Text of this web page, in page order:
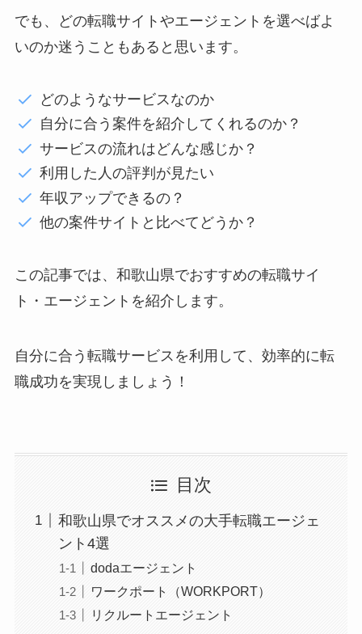
でも、どの転職サイトやエージェントを選べばよ
いのか迷うこともあると思います。
どのようなサービスなのか
自分に合う案件を紹介してくれるのか？
サービスの流れはどんな感じか？
利用した人の評判が見たい
年収アップできるの？
他の案件サイトと比べてどうか？
この記事では、和歌山県でおすすめの転職サイ
ト・エージェントを紹介します。
自分に合う転職サービスを利用して、効率的に転
職成功を実現しましょう！
目次
和歌山県でオススメの大手転職エージェ
ント4選
dodaエージェント
ワークポート（WORKPORT）
リクルートエージェント